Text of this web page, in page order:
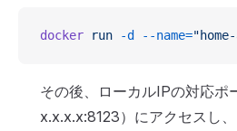
docker run -d --name=
その後、ローカルIPの対応ポ
x.x.x.x:8123）にアクセスし